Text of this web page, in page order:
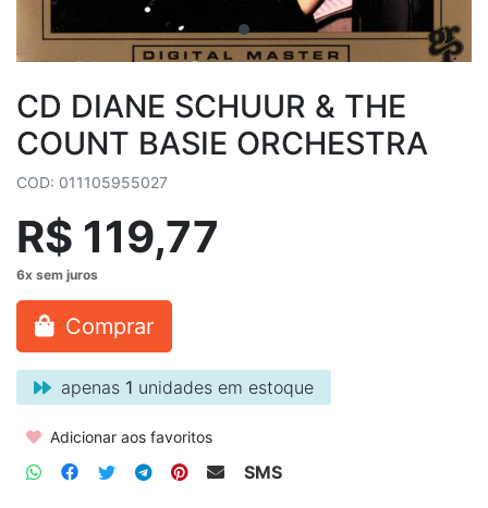
CD DIANE SCHUUR & THE
COUNT BASIE ORCHESTRA
COD: 011105955027
R$ 119,77
Comprar
apenas 1 unidades em estoque
Adicionar aos favoritos
SMS